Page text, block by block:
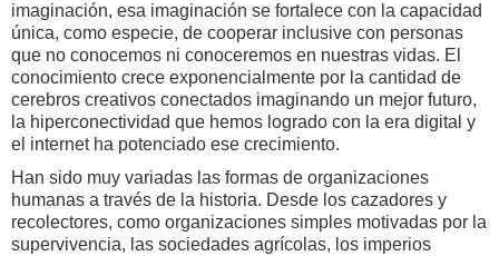
imaginación, esa imaginación se fortalece con la capacidad
única, como especie, de cooperar inclusive con personas
que no conocemos ni conoceremos en nuestras vidas. El
conocimiento crece exponencialmente por la cantidad de
cerebros creativos conectados imaginando un mejor futuro,
la hiperconectividad que hemos logrado con la era digital y
el internet ha potenciado ese crecimiento.
Han sido muy variadas las formas de organizaciones
humanas a través de la historia. Desde los cazadores y
recolectores, como organizaciones simples motivadas por la
supervivencia, las sociedades agrícolas, los imperios